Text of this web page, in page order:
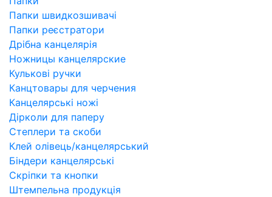
Папки швидкозшивачі
Папки реєстратори
Дрібна канцелярія
Ножницы канцелярские
Кулькові ручки
Канцтовары для черчения
Канцелярські ножі
Дірколи для паперу
Степлери та скоби
Клей олівець/канцелярський
Біндери канцелярські
Скріпки та кнопки
Штемпельна продукція